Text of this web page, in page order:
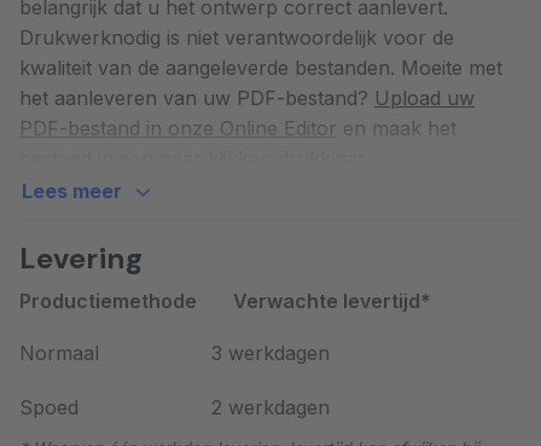
kassa. Een katoenen tas gaat jarenlang mee, is
herbruikbaar voor boodschappen, sport of dagelijkse
spullen, en voorkomt zo dat er telkens nieuw plastic
wordt verbruikt. Voor bedrijven die duurzaamheid
serieus nemen, is dit een eenvoudige manier om dat
gedragen en gebruikt door de ontvanger.
Materiaal, afwerking en
certificering
De tas is gemaakt van 100% katoen en voorzien van
gebruik comfortabel blijft dragen. Het lichte gewicht
Lees meer
belangrijk dat u het ontwerp correct aanlevert.
Drukwerknodig is niet verantwoordelijk voor de
kwaliteit van de aangeleverde bestanden. Moeite met
het aanleveren van uw PDF-bestand? Upload uw
PDF-bestand in onze Online Editor en maak het
Katoenen tas Bedrukt
Levering
Productiemethode Verwachte levertijd*
Normaal 3 werkdagen
Spoed 2 werkdagen